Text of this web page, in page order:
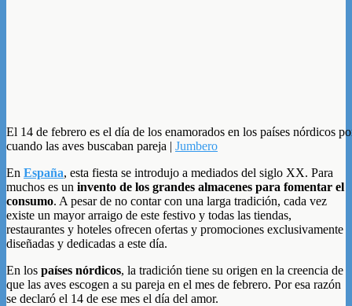
El 14 de febrero es el día de los enamorados en los países nórdicos
cuando las aves buscaban pareja | Jumbero
En España, esta fiesta se introdujo a mediados del siglo XX. Para
muchos es un invento de los grandes almacenes para fomentar el
consumo. A pesar de no contar con una larga tradición, cada vez
existe un mayor arraigo de este festivo y todas las tiendas,
restaurantes y hoteles ofrecen ofertas y promociones exclusivamente
diseñadas y dedicadas a este día.
En los países nórdicos, la tradición tiene su origen en la creencia de
que las aves escogen a su pareja en el mes de febrero. Por esa razón
se declaró el 14 de ese mes el día del amor.